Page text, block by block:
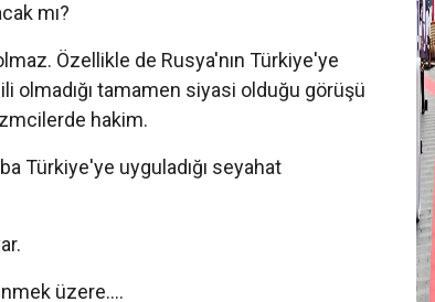
mı?
Özellikle de Rusya'nın Türkiye'ye
olmadığı tamamen siyasi olduğu görüşü
hakim.
Türkiye'ye uyguladığı seyahat
üzere....